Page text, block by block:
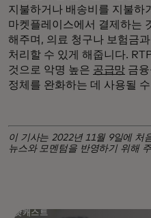
지불하거나 배송비를 지불하
마켓플레이스에서 결제하는
해주며, 의료 청구나 보험금
처리할 수 있게 해줍니다.
것으로 악명 높은 공급망 금
정체를 완화하는 데 사용될
이 기사는 2022년 11월 9일에 처
뉴스와 모멘텀을 반영하기 위해
팟캐스트